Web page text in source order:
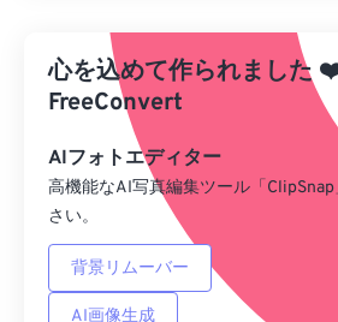
プリセットから適用
プリセットとして保存
心を込めて作られました
FreeConvert
AIフォトエディター
高機能なAI写真編集ツール「
さい。
背景リムーバー
AI画像生成